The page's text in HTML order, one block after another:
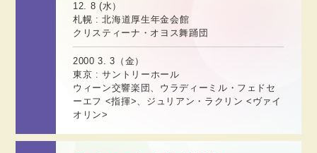
12. 8 (水）
札幌 : 北海道厚生年金会館
クリスティーナ・オヨス舞踊団
2000 3. 3（金）
東京 : サントリーホール
ウィーン交響楽団、ウラディーミル・フェドセ
ーエフ <指揮>、ジュリアン・ラクリン <ヴァイ
オリン>